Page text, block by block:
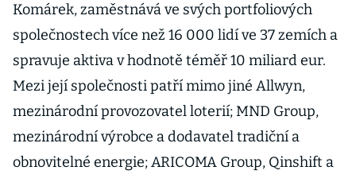
Komárek, zaměstnává ve svých portfoliových
společnostech více než 16 000 lidí ve 37 zemích a
spravuje aktiva v hodnotě téměř 10 miliard eur.
Mezi její společnosti patří mimo jiné Allwyn,
mezinárodní provozovatel loterií; MND Group,
mezinárodní výrobce a dodavatel tradiční a
obnovitelné energie; ARICOMA Group, Qinshift a